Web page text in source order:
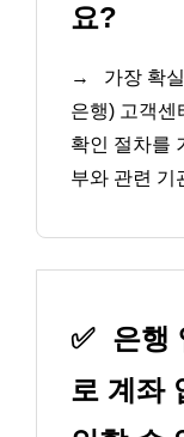
요?
→
가장 확
은행) 고객센
확인 절차를
부와 관련 기
✅ 은행
로 계좌